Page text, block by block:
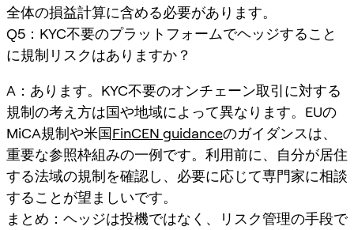
全体の損益計算に含める必要があります。
Q5：KYC不要のプラットフォームでヘッジすること
に規制リスクはありますか？
A：あります。KYC不要のオンチェーン取引に対する
規制の考え方は国や地域によって異なります。EUの
MiCA規制や米国FinCEN guidanceのガイダンスは、
重要な参照枠組みの一例です。利用前に、自分が居住
する法域の規制を確認し、必要に応じて専門家に相談
することが望ましいです。
まとめ：ヘッジは投機ではなく、リスク管理の手段で